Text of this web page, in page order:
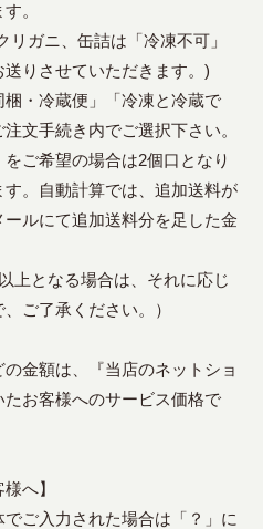
。
ガニ、缶詰は「冷凍不可」
りさせていただきます。)
・冷蔵便」「冷凍と冷蔵で
文手続き内でご選択下さい。
をご希望の場合は2個口となり
。自動計算では、追加送料が
ルにて追加送料分を足した金
上となる場合は、それに応じ
ご了承ください。）
金額は、『当店のネットショ
お客様へのサービス価格で
へ】
ご入力された場合は「？」に